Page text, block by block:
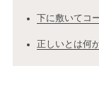
下に敷いてコ
正しいとは何